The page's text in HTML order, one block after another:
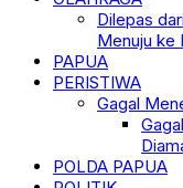
Dilepas
Menuju ke
PAPUA
PERISTIWA
Gagal
POLDA PAPUA